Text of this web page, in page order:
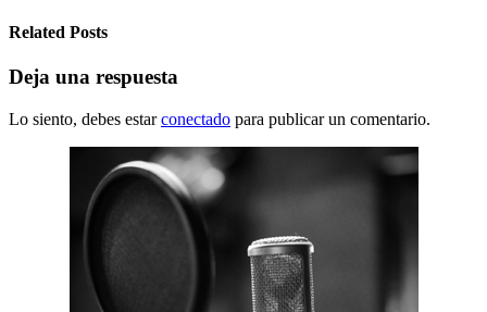
Related Posts
Deja una respuesta
Lo siento, debes estarconectado para publicar un comentario.